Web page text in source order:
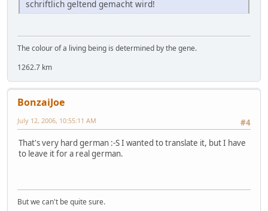
schriftlich geltend gemacht wird!
The colour of a living being is determined by the gene.
1262.7 km
BonzaiJoe
#4
July 12, 2006, 10:55:11 AM
That's very hard german :-S I wanted to translate it, but I have
to leave it for a real german.
But we can't be quite sure.